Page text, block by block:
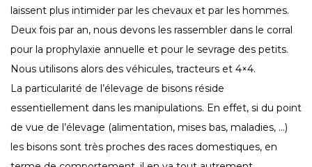
laissent plus intimider par les chevaux et par les hommes.
Deux fois par an, nous devons les rassembler dans le corral
pour la prophylaxie annuelle et pour le sevrage des petits.
Nous utilisons alors des véhicules, tracteurs et 4×4.
La particularité de l’élevage de bisons réside
essentiellement dans les manipulations. En effet, si du point
de vue de l’élevage (alimentation, mises bas, maladies, …)
les bisons sont très proches des races domestiques, en